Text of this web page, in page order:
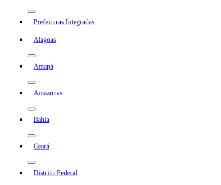
Prefeituras Integradas
Alagoas
Amapá
Amazonas
Bahia
Ceará
Distrito Federal